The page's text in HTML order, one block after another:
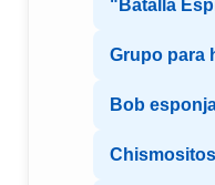
"Batalla
Grupo para
Bob